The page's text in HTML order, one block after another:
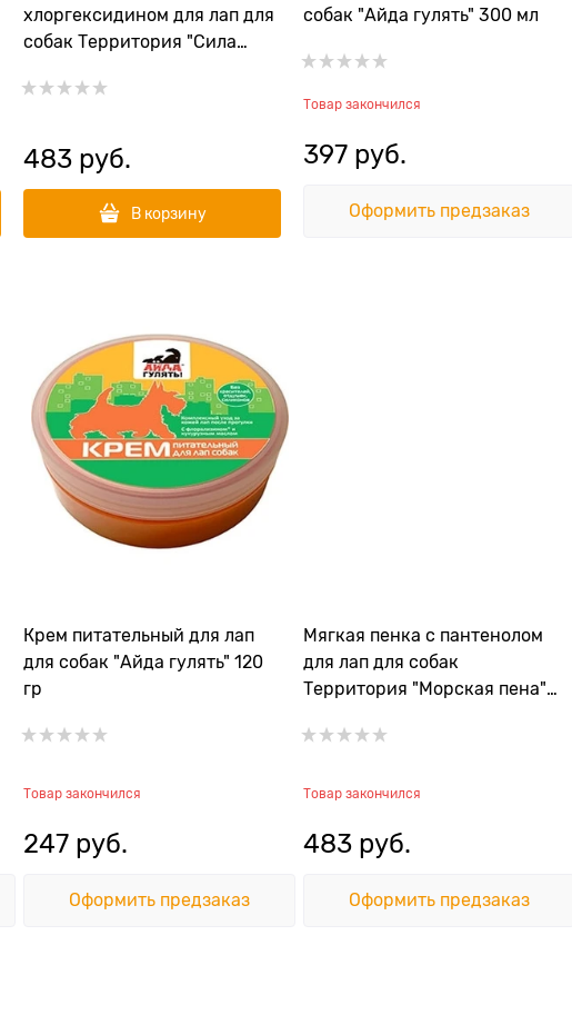
хлоргексидином для лап для
собак Территория "Сила
483 руб.
В корзину
собак "Айда гулять" 300 мл
Товар закончился
397 руб.
Оформить предзаказ
Крем питательный для лап
для собак "Айда гулять" 120
гр
Товар закончился
247 руб.
Оформить предзаказ
Мягкая пенка с пантенолом
для лап для собак
Территория "Морская пена"
Товар закончился
483 руб.
Оформить предзаказ